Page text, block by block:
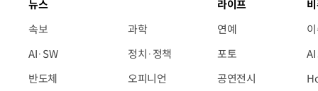
뉴스
속보
AI·SW
반도체
과학
정치·정책
오피니언
라이프
연예
포토
공연전시